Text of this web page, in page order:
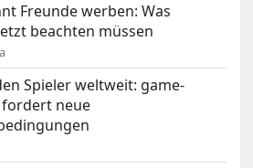
Freunde werben: Was
beachten müssen
Spieler weltweit: game-
neue